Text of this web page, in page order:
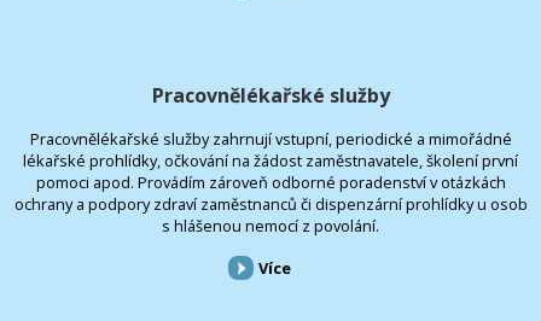
Pracovnělékařské služby
Pracovnělékařské služby zahrnují vstupní, periodické a mimořádné
lékařské prohlídky, očkování na žádost zaměstnavatele, školení první
pomoci apod. Provádím zároveň odborné poradenství v otázkách
ochrany a podpory zdraví zaměstnanců či dispenzární prohlídky u osob
s hlášenou nemocí z povolání.
Více